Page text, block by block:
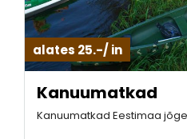
alates 25.-/ in
Kanuumatkad
Kanuumatkad Eestimaa